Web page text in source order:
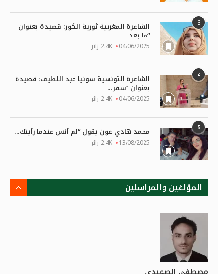
3 الشاعرة المغربية ثورية الكور: قصيدة بعنوان
“ما بعد...
04/06/2025 2.4K زائر
4 الشاعرة التونسية سونيا عبد اللطيف: قصيدة
بعنوان “سفر...
04/06/2025 2.4K زائر
5 محمد هادي عون يقول “لم أنس عندما رأيتك...
13/08/2025 2.4K زائر
المؤلفين والمراسلين